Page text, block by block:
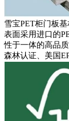
雪宝PET柜门板
表面采用进口的
性于一体的高品
森林认证、美国